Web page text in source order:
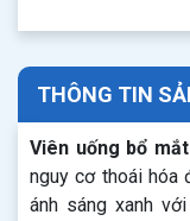
THÔNG TIN
Viên uống bổ
nguy cơ thoái hóa
ánh sáng xanh với